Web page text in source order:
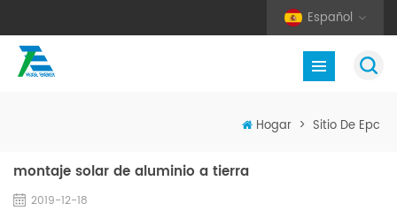
Español
Hogar > Sitio De Epc
montaje solar de aluminio a tierra
2019-12-18